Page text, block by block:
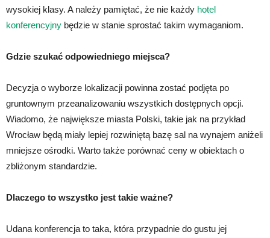
wysokiej klasy. A należy pamiętać, że nie każdy hotel
konferencyjny będzie w stanie sprostać takim wymaganiom.
Gdzie szukać odpowiedniego miejsca?
Decyzja o wyborze lokalizacji powinna zostać podjęta po
gruntownym przeanalizowaniu wszystkich dostępnych opcji.
Wiadomo, że największe miasta Polski, takie jak na przykład
Wrocław będą miały lepiej rozwiniętą bazę sal na wynajem aniżeli
mniejsze ośrodki. Warto także porównać ceny w obiektach o
zbliżonym standardzie.
Dlaczego to wszystko jest takie ważne?
Udana konferencja to taka, która przypadnie do gustu jej